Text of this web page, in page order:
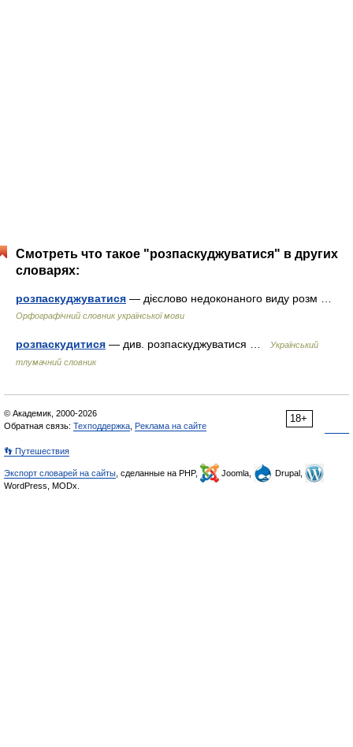
Смотреть что такое "розпаскуджуватися" в других
словарях:
розпаскуджуватися — дієслово недоконаного виду розм …
Орфографічний словник української мови
розпаскудитися — див. розпаскуджуватися …
Український
тлумачний словник
18+
© Академик, 2000-2026
Обратная связь: Техподдержка Реклама на сайте
👣 Путешествия
Экспорт словарей на сайты , сделанные на PHP, Joomla,
Drupal,
WordPress, MODx.